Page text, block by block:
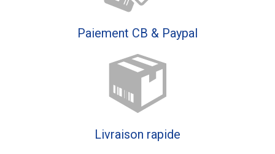
Paiement CB & Paypal
Livraison rapide